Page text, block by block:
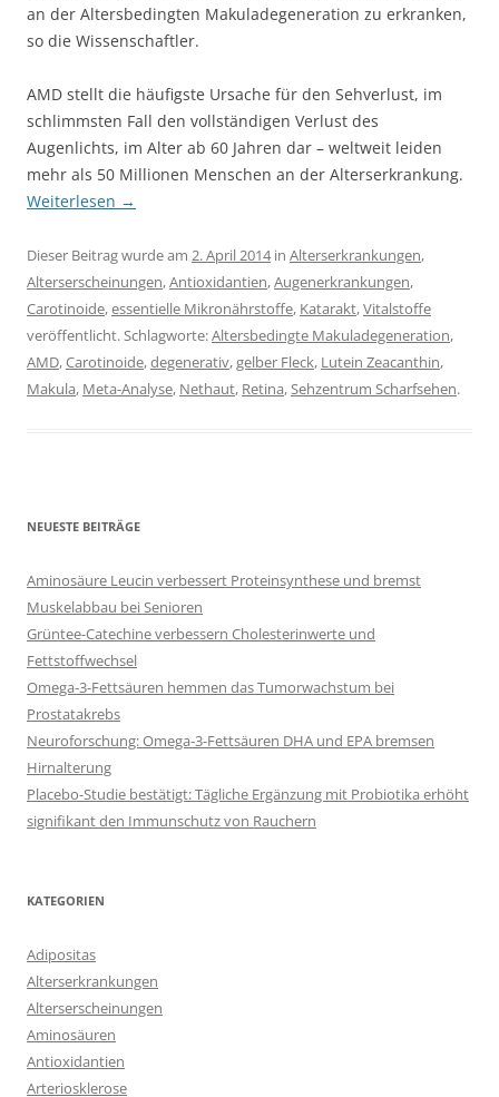
an der Altersbedingten Makuladegeneration zu erkranken,
so die Wissenschaftler.
AMD stellt die häufigste Ursache für den Sehverlust, im
schlimmsten Fall den vollständigen Verlust des
Augenlichts, im Alter ab 60 Jahren dar – weltweit leiden
mehr als 50 Millionen Menschen an der Alterserkrankung.
Weiterlesen →
Dieser Beitrag wurde am 2. April 2014in Alterserkrankungen,
Alterserscheinungen,Antioxidantien,Augenerkrankungen,
Carotinoide,essentielle Mikronährstoffe, Katarakt,Vitalstoffe
veröffentlicht. Schlagworte:Altersbedingte Makuladegeneration,
AMD,Carotinoide,degenerativ,gelber Fleck, Lutein Zeacanthin,
Makula, Meta-Analyse, Nethaut, Retina,Sehzentrum Scharfsehen.
NEUESTE BEITRÄGE
Aminosäure Leucin verbessert Proteinsynthese und bremst
Muskelabbau bei Senioren
Grüntee-Catechine verbessern Cholesterinwerte und
Fettstoffwechsel
Omega-3-Fettsäuren hemmen das Tumorwachstum bei
Prostatakrebs
Neuroforschung: Omega-3-Fettsäuren DHA und EPA bremsen
Hirnalterung
Placebo-Studie bestätigt: Tägliche Ergänzung mit Probiotika erhöht
signifikant den Immunschutz von Rauchern
KATEGORIEN
Adipositas
Alterserkrankungen
Alterserscheinungen
Aminosäuren
Antioxidantien
Arteriosklerose